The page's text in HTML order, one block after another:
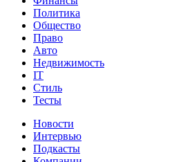
Политика
Общество
Право
Авто
Недвижимость
IT
Стиль
Тесты
Новости
Интервью
Подкасты